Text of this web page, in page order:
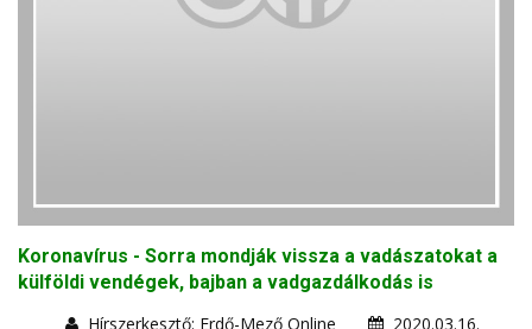
Koronavírus - Sorra mondják vissza a vadászatokat a
külföldi vendégek, bajban a vadgazdálkodás is
Hírszerkesztő: Erdő-Mező Online
2020.03.16.